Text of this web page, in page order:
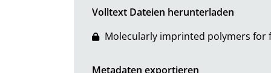
Volltext Dateien herunterladen
Molecularly imprinted polymers for
Metadaten exportieren